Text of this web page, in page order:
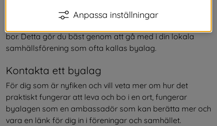
Att bo och leva på landsbygden ger många möjligheter
bor. Detta gör du bäst genom att gå med i din lokala
samhällsförening som ofta kallas byalag.
Kontakta ett byalag
För dig som är nyfiken och vill veta mer om hur det
praktiskt fungerar att leva och bo i en ort, fungerar
byalagen som en ambassadör som kan berätta mer och
vara en länk för dig in i föreningar och samhället.
Anpassa inställningar